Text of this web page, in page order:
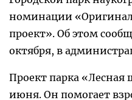
номинации
проект». Об этом
октября, в
Проект парка «Лесная
июня. Он помогает